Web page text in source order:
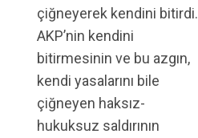
çiğneyerek kendini bitirdi.
AKP’nin kendini
bitirmesinin ve bu azgın,
kendi yasalarını bile
çiğneyen haksız-
hukuksuz saldırının